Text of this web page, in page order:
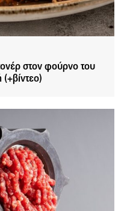
στον φούρνο του